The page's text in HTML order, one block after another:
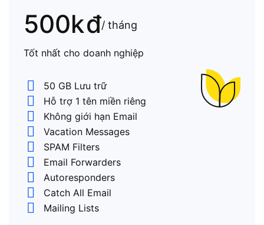
500kđ/ tháng
Tốt nhất cho doanh nghiệp
50 GB Lưu trữ
Hỗ trợ 1 tên miền riêng
Không giới hạn Email
Vacation Messages
SPAM Filters
Email Forwarders
Autoresponders
Catch All Email
Mailing Lists